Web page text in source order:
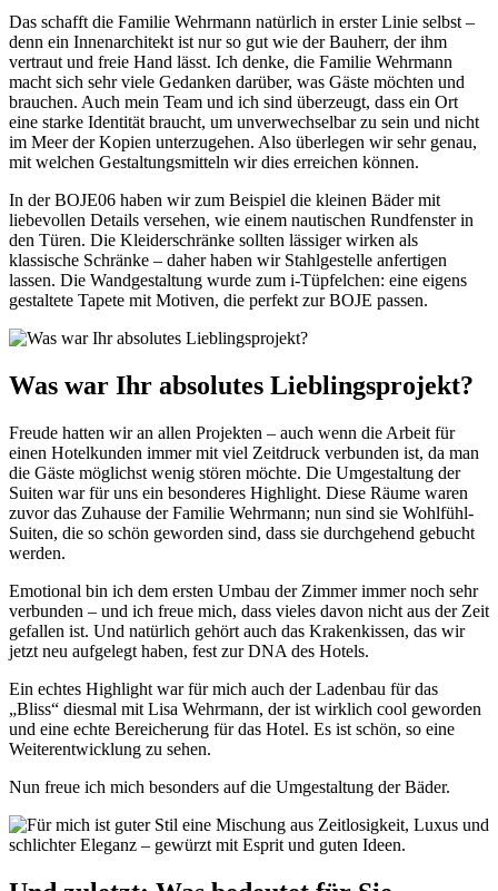
Das schafft die Familie Wehrmann natürlich in erster Linie selbst –
denn ein Innenarchitekt ist nur so gut wie der Bauherr, der ihm
vertraut und freie Hand lässt. Ich denke, die Familie Wehrmann
macht sich sehr viele Gedanken darüber, was Gäste möchten und
brauchen. Auch mein Team und ich sind überzeugt, dass ein Ort
eine starke Identität braucht, um unverwechselbar zu sein und nicht
im Meer der Kopien unterzugehen. Also überlegen wir sehr genau,
mit welchen Gestaltungsmitteln wir dies erreichen können.
In der BOJE06 haben wir zum Beispiel die kleinen Bäder mit
liebevollen Details versehen, wie einem nautischen Rundfenster in
den Türen. Die Kleiderschränke sollten lässiger wirken als
klassische Schränke – daher haben wir Stahlgestelle anfertigen
lassen. Die Wandgestaltung wurde zum i-Tüpfelchen: eine eigens
gestaltete Tapete mit Motiven, die perfekt zur BOJE passen.
Was war Ihr absolutes Lieblingsprojekt?
Freude hatten wir an allen Projekten – auch wenn die Arbeit für
einen Hotelkunden immer mit viel Zeitdruck verbunden ist, da man
die Gäste möglichst wenig stören möchte. Die Umgestaltung der
Suiten war für uns ein besonderes Highlight. Diese Räume waren
zuvor das Zuhause der Familie Wehrmann; nun sind sie Wohlfühl-
Suiten, die so schön geworden sind, dass sie durchgehend gebucht
werden.
Emotional bin ich dem ersten Umbau der Zimmer immer noch sehr
verbunden – und ich freue mich, dass vieles davon nicht aus der Zeit
gefallen ist. Und natürlich gehört auch das Krakenkissen, das wir
jetzt neu aufgelegt haben, fest zur DNA des Hotels.
Ein echtes Highlight war für mich auch der Ladenbau für das
„Bliss“ diesmal mit Lisa Wehrmann, der ist wirklich cool geworden
und eine echte Bereicherung für das Hotel. Es ist schön, so eine
Weiterentwicklung zu sehen.
Nun freue ich mich besonders auf die Umgestaltung der Bäder.